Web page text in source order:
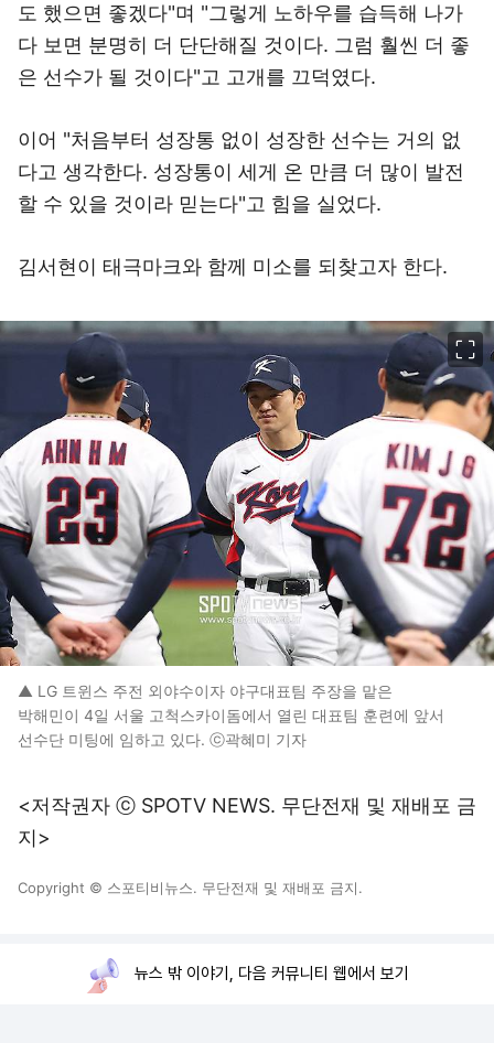
도 했으면 좋겠다"며 "그렇게 노하우를 습득해 나가
다 보면 분명히 더 단단해질 것이다. 그럼 훨씬 더 좋
은 선수가 될 것이다"고 고개를 끄덕였다.
이어 "처음부터 성장통 없이 성장한 선수는 거의 없
다고 생각한다. 성장통이 세게 온 만큼 더 많이 발전
할 수 있을 것이라 믿는다"고 힘을 실었다.
김서현이 태극마크와 함께 미소를 되찾고자 한다.
▲ LG 트윈스 주전 외야수이자 야구대표팀 주장을 맡은
박해민이 4일 서울 고척스카이돔에서 열린 대표팀 훈련에 앞서
선수단 미팅에 임하고 있다. ⓒ곽혜미 기자
<저작권자 ⓒ SPOTV NEWS. 무단전재 및 재배포 금
지>
Copyright © 스포티비뉴스. 무단전재 및 재배포 금지.
뉴스 밖 이야기, 다음 커뮤니티 웹에서 보기